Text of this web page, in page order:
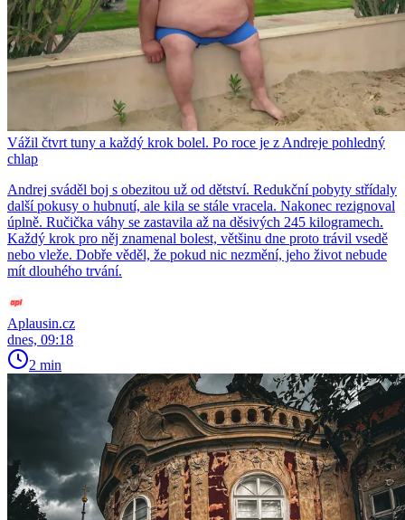
Vážil čtvrt tuny a každý krok bolel. Po roce je z Andreje pohledný
chlap
Andrej sváděl boj s obezitou už od dětství. Redukční pobyty střídaly
další pokusy o hubnutí, ale kila se stále vracela. Nakonec rezignoval
úplně. Ručička váhy se zastavila až na děsivých 245 kilogramech.
Každý krok pro něj znamenal bolest, většinu dne proto trávil vsedě
nebo vleže. Dobře věděl, že pokud nic nezmění, jeho život nebude
mít dlouhého trvání.
Aplausin.cz
dnes, 09:18
2 min